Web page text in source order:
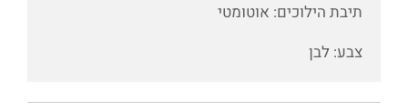
תיבת הילוכים: אוטומטי
צבע: לבן